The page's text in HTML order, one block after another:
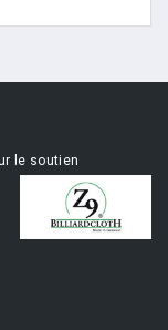
le soutien